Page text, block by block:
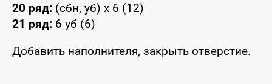
20 ряд: (сбн, уб) x 6 (12)
21 ряд: 6 уб (6)
Добавить наполнителя, закрыть отверстие.